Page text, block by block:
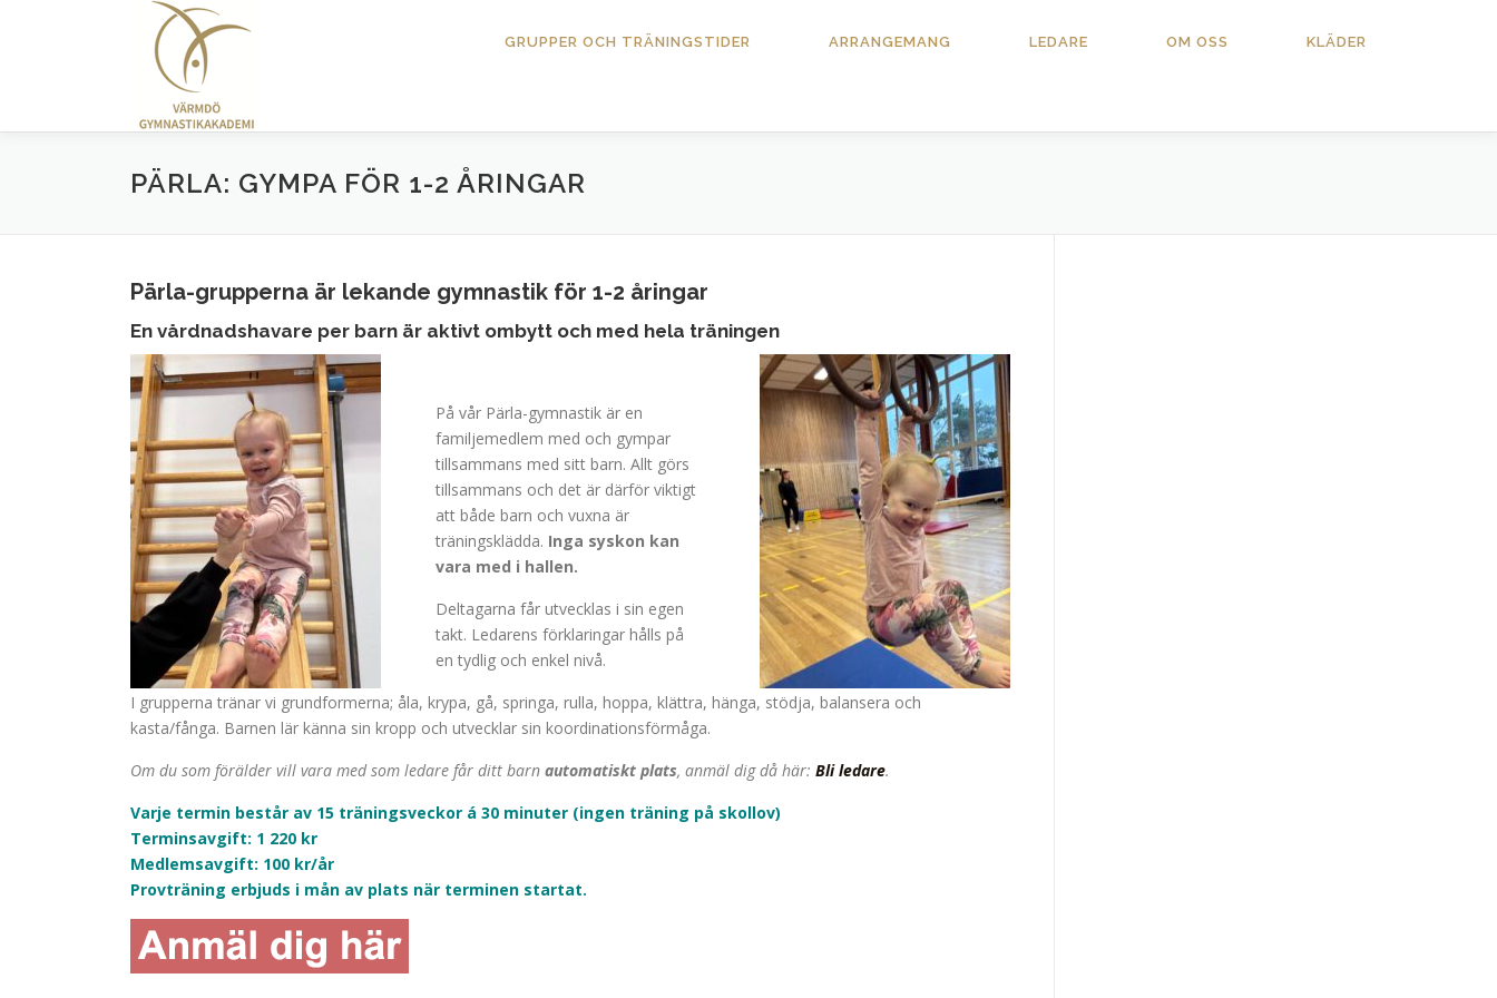
GRUPPER OCH TRÄNINGSTIDER ARRANGEMANG LEDARE OM OSS KLÄDER
PÄRLA: GYMPA FÖR 1-2 ÅRINGAR
Pärla-grupperna är lekande gymnastik för 1-2 åringar
En vårdnadshavare per barn är aktivt ombytt och med hela träningen
På vår Pärla-gymnastik är en
familjemedlem med och gympar
tillsammans med sitt barn. Allt görs
tillsammans och det är därför viktigt
att både barn och vuxna är
träningsklädda. Inga syskon kan
vara med i hallen.
Deltagarna får utvecklas i sin egen
takt. Ledarens förklaringar hålls på
en tydlig och enkel nivå.
I grupperna tränar vi grundformerna; åla, krypa, gå, springa, rulla, hoppa, klättra, hänga, stödja, balansera och
kasta/fånga. Barnen lär känna sin kropp och utvecklar sin koordinationsförmåga.
Om du som förälder vill vara med som ledare får ditt barn automatiskt plats, anmäl dig då här: Bli ledare.
Varje termin består av 15 träningsveckor á 30 minuter (ingen träning på skollov)
Terminsavgift: 1 220 kr
Medlemsavgift: 100 kr/år
Provträning erbjuds i mån av plats när terminen startat.